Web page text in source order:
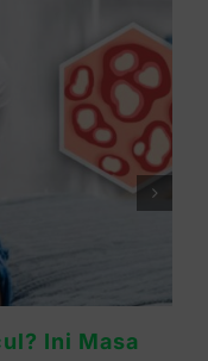
di Telapak